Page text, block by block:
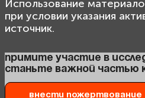
Использование
при условии указания
источник.
Примите участие в
Станьте важной частью
Внести пожертвование